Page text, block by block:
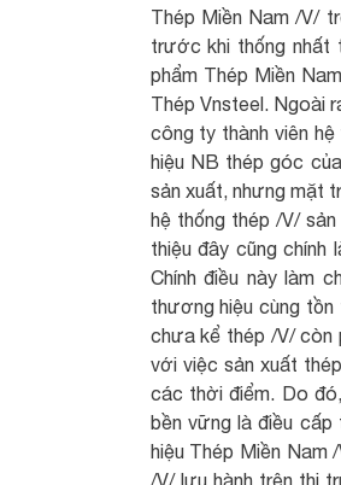
Thép Miền Nam /V/
trước khi thống nhất
phẩm Thép Miền
Thép Vnsteel. Ngoài
công ty thành viên
hiệu NB thép góc
sản xuất, nhưng mặt
hệ thống thép /V/
thiệu đây cũng
Chính điều này làm
thương hiệu cùng
chưa kể thép /V/ còn
với việc sản xuất
các thời điểm. Do
bền vững là điều
hiệu Thép Miền Nam
/V/ lưu hành trên thị